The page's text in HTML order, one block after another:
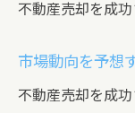
不動産売却を成功
市場動向を予想
不動産売却を成